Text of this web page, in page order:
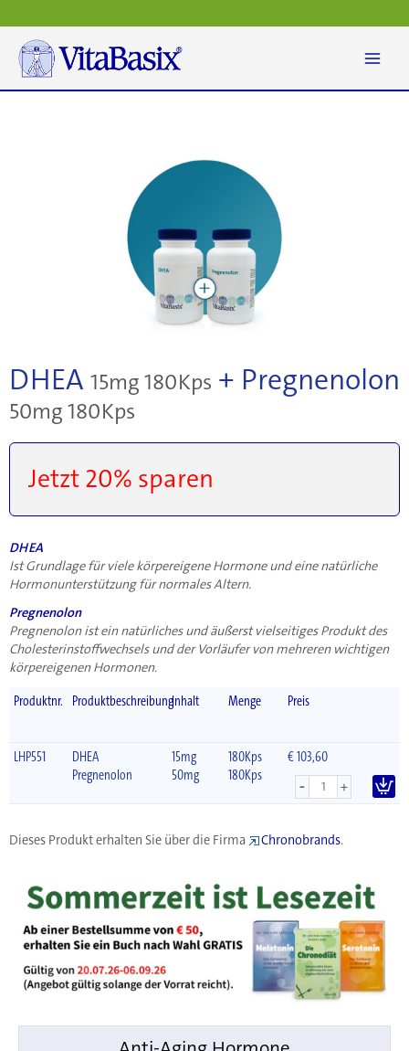
Inhalt
springen
DHEA 15mg 180Kps + Pregnenolon
50mg 180Kps
Jetzt 20%​ sparen
DHEA
Ist Grundlage für viele körpereigene Hormone und eine natürliche
Hormonunterstützung für normales Altern.
Pregnenolon
Pregnenolon ist ein natürliches und äußerst vielseitiges Produkt des
Cholesterinstoffwechsels und der Vorläufer von mehreren wichtigen
körpereigenen Hormonen.
Produktnr. ProduktbeschreibungInhalt Menge Preis
LHP551
DHEA
Pregnenolon
15mg
50mg
180Kps
180Kps
€ 103,60
- +
Dieses Produkt erhalten Sie über die Firma Chronobrands.